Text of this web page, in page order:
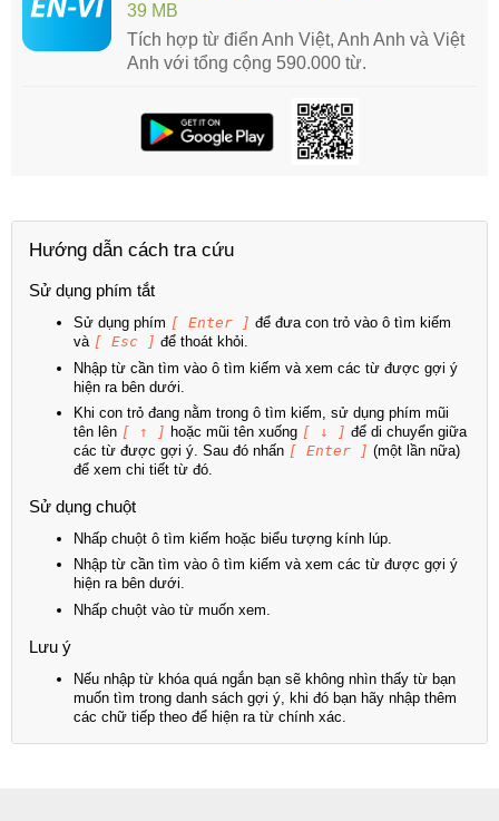
39 MB
Tích hợp từ điển Anh Việt, Anh Anh và Việt
Anh với tổng cộng 590.000 từ.
Hướng dẫn cách tra cứu
Sử dụng phím tắt
Sử dụng phím [ Enter ] để đưa con trỏ vào ô tìm kiếm
và [ Esc ] để thoát khỏi.
Nhập từ cần tìm vào ô tìm kiếm và xem các từ được gợi ý
hiện ra bên dưới.
Khi con trỏ đang nằm trong ô tìm kiếm, sử dụng phím mũi
tên lên [ ↑ ] hoặc mũi tên xuống [ ↓ ] để di chuyển giữa
các từ được gợi ý. Sau đó nhấn [ Enter ] (một lần nữa)
để xem chi tiết từ đó.
Sử dụng chuột
Nhấp chuột ô tìm kiếm hoặc biểu tượng kính lúp.
Nhập từ cần tìm vào ô tìm kiếm và xem các từ được gợi ý
hiện ra bên dưới.
Nhấp chuột vào từ muốn xem.
Lưu ý
Nếu nhập từ khóa quá ngắn bạn sẽ không nhìn thấy từ bạn
muốn tìm trong danh sách gợi ý, khi đó bạn hãy nhập thêm
các chữ tiếp theo để hiện ra từ chính xác.